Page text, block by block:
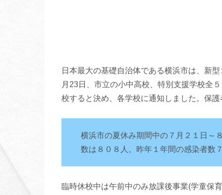
日本最大の基礎自治体である横浜市は、新
月23日、市立の小中高校、特別支援学校全
校すると決め、各学校に通知しました。保
横浜市の夏休み期間中の７月２１日～
数は８０８人。昨年１年間の感染者数
臨時休校中は午前中のみ放課後事業(学童保